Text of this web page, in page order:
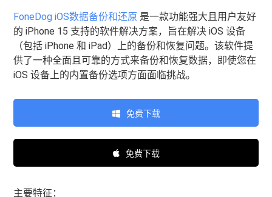
FoneDog iOS数据备份和还原 是一款功能强大且用户友好
的 iPhone 15 支持的软件解决方案，旨在解决 iOS 设备
（包括 iPhone 和 iPad）上的备份和恢复问题。该软件提
供了一种全面且可靠的方式来备份和恢复数据，即使您在
iOS 设备上的内置备份选项方面面临挑战。
免费下载
免费下载
主要特征：